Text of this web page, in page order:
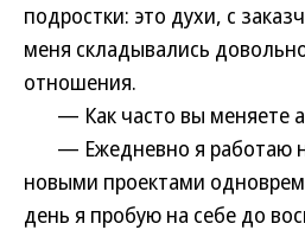
подростки: это духи, с
меня складывались
отношения.
— Как часто вы меняете
— Ежедневно я работаю
новыми проектами
день я пробую на себе до